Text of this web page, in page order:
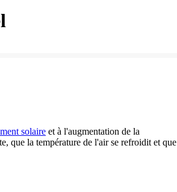
solaire et à l'augmentation de la
que la température de l'air se refroidit et que